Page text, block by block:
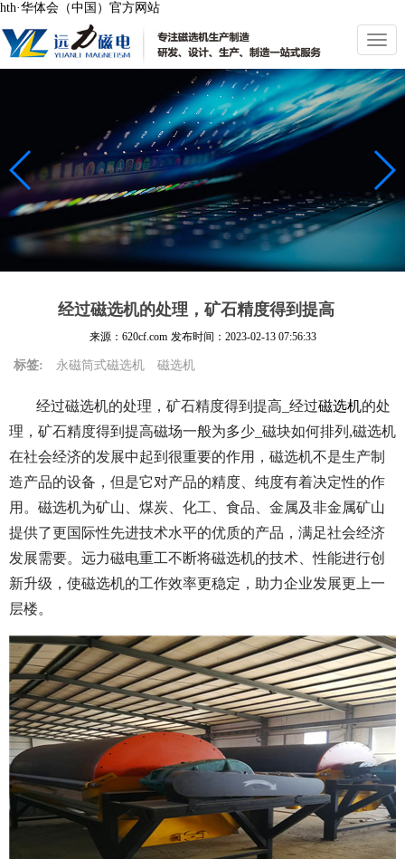
hth·华体会（中国）官方网站
切
换
导
航
经过磁选机的处理，矿石精度得到提高
来源：620cf.com 发布时间： 2023-02-13 07:56:33
标签: 永磁筒式磁选机 磁选机
经过磁选机的处理，矿石精度得到提高_经过磁选机的处
理，矿石精度得到提高磁场一般为多少_磁块如何排列,磁选机
在社会经济的发展中起到很重要的作用，磁选机不是生产制
造产品的设备，但是它对产品的精度、纯度有着决定性的作
用。磁选机为矿山、煤炭、化工、食品、金属及非金属矿山
提供了更国际性先进技术水平的优质的产品，满足社会经济
发展需要。远力磁电重工不断将磁选机的技术、性能进行创
新升级，使磁选机的工作效率更稳定，助力企业发展更上一
层楼。